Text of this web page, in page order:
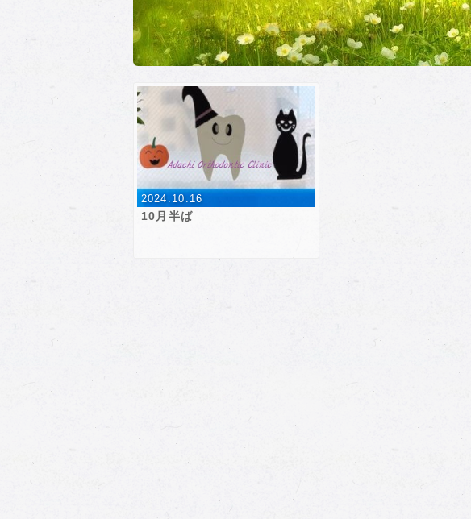
2024.10.16
10月半ば